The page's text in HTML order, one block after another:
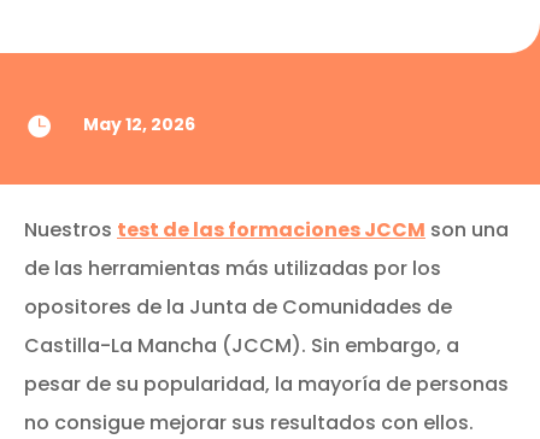
 May 12, 2026
Nuestros test de las formaciones JCCM son una
de las herramientas más utilizadas por los
opositores de la Junta de Comunidades de
Castilla-La Mancha (JCCM). Sin embargo, a
pesar de su popularidad, la mayoría de personas
no consigue mejorar sus resultados con ellos.